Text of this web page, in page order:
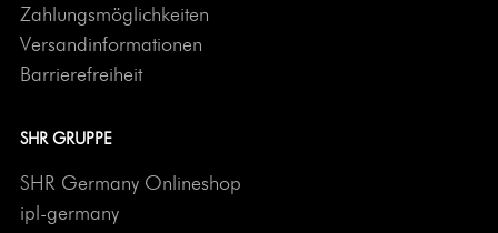
Zahlungsmöglichkeiten
Versandinformationen
Barrierefreiheit
SHR GRUPPE
SHR Germany Onlineshop
ipl-germany